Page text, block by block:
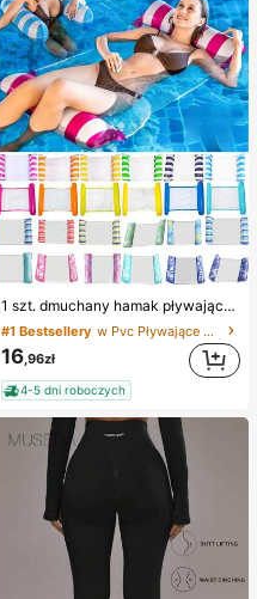
1 szt. dmuchany hamak pływający do basenu dla dorosłych, pływająca zabawka basenowa 4 w 1, wielofunkcyjny pływający materac i leżak basenowy, akcesorium rekreacyjne na wakacje i plażę
#1 Bestsellery w Pvc Pływające materace do basenu
16,96zł
4-5 dni roboczych